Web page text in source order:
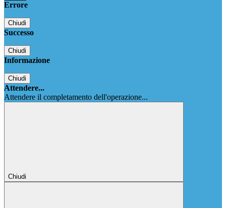
Errore
Chiudi
Successo
Chiudi
Informazione
Chiudi
Attendere...
Attendere il completamento dell'operazione...
Chiudi